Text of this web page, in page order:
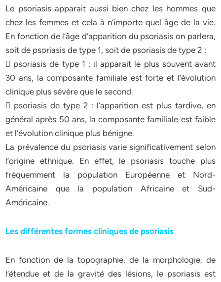
Le psoriasis apparait aussi bien chez les hommes que
chez les femmes et cela à n’importe quel âge de la vie.
En fonction de l’âge d’apparition du psoriasis on parlera,
soit de psoriasis de type 1, soit de psoriasis de type 2 :
 psoriasis de type 1 : il apparait le plus souvent avant
30 ans, la composante familiale est forte et l’évolution
clinique plus sévère que le second.
 psoriasis de type 2 : l’apparition est plus tardive, en
général après 50 ans, la composante familiale est faible
et l’évolution clinique plus bénigne.
La prévalence du psoriasis varie significativement selon
l’origine ethnique. En effet, le psoriasis touche plus
fréquemment la population Européenne et Nord-
Américaine que la population Africaine et Sud-
Américaine.
Les différentes formes cliniques de psoriasis
En fonction de la topographie, de la morphologie, de
l’étendue et de la gravité des lésions, le psoriasis est